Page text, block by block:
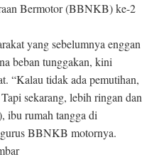
Bermotor (BBNKB) ke-2
yang sebelumnya enggan
beban tunggakan, kini
“Kalau tidak ada pemutihan,
sekarang, lebih ringan dan
ibu rumah tangga di
BBNKB motornya.